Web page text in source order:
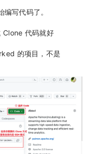
写代码了。
Clone 代码就好
的项目，不是